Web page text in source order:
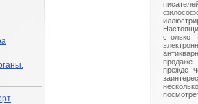
столько
прежде